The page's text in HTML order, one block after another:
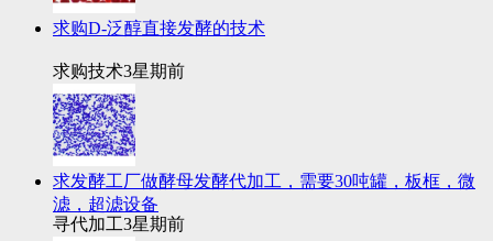
求购D-泛醇直接发酵的技术
求购技术3星期前
求发酵工厂做酵母发酵代加工，需要30吨罐，板框，微
滤，超滤设备
寻代加工3星期前